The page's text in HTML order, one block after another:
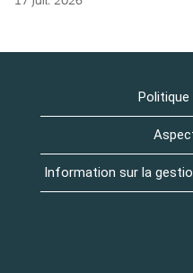
Information sur la